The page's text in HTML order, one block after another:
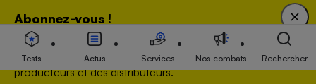
Abonnez-vous !
Bénéficiez d'une expertise unique tout en soutenant
une association 100 % indépendante de l'Etat, des
producteurs et des distributeurs.
Association indépendante de l’État, des syndicats, des producteurs et des
distributeurs depuis 1951.
Tests Actus Services Nos combats Rechercher